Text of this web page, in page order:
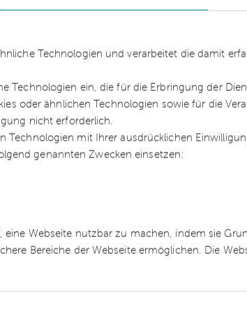
Technologien und verarbeitet die damit
Technologien ein, die für die Erbringung der
oder ähnlichen Technologien sowie für die
nicht erforderlich.
Technologien mit Ihrer ausdrücklichen
genannten Zwecken einsetzen:
eine Webseite nutzbar zu machen, indem sie
Bereiche der Webseite ermöglichen. Die
Unternehmens für den Erfolg eines
Restrukturierungsberater beim
zum Gesetzesentwurf:
mit den Auswirkungen der
Prozesse vorzunehmen. Der jetzt
geeignet sind, Sanierungen
Zu diesem Zweck sieht der
geltenden Grundsatz vor, dass
mit einzubeziehen sind. Anders als
Gläubiger im gewöhnlichen
soll bereits zur Verfügung stehen,
Recht eingetreten ist. Zwar
Sanierungsverfahren in der Praxis